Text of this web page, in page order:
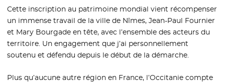
Cette inscription au patrimoine mondial vient récompenser
un immense travail de la ville de Nîmes, Jean-Paul Fournier
et Mary Bourgade en tête, avec l’ensemble des acteurs du
territoire. Un engagement que j’ai personnellement
soutenu et défendu depuis le début de la démarche.
Plus qu’aucune autre région en France, l’Occitanie compte